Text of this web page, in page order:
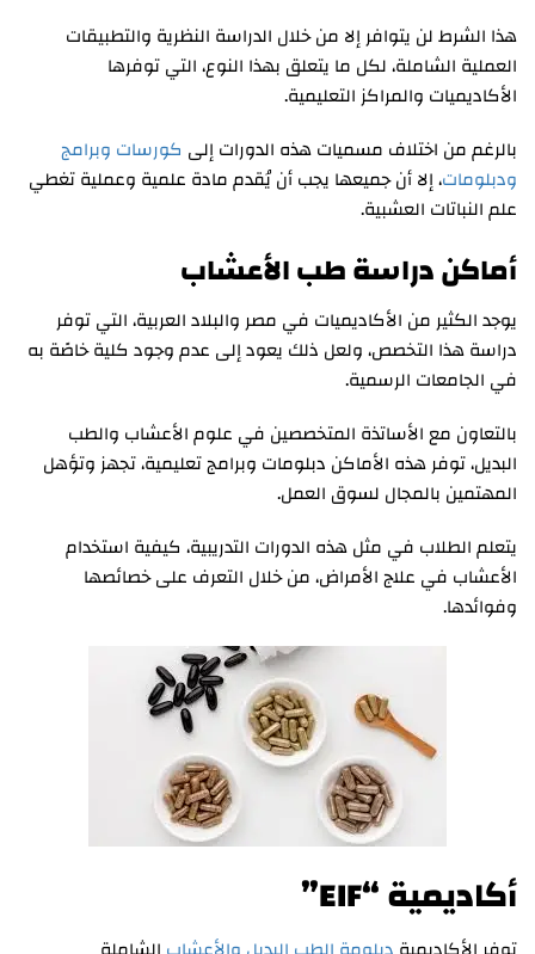
هذا الشرط لن يتوافر إلا من خلال الدراسة النظرية والتطبيقات
العملية الشاملة، لكل ما يتعلق بهذا النوع، التي توفرها
الأكاديميات والمراكز التعليمية.
بالرغم من اختلاف مسميات هذه الدورات إلى كورسات وبرامج
ودبلومات، إلا أن جميعها يجب أن يُقدم مادة علمية وعملية تغطي
علم النباتات العشبية.
أماكن دراسة طب الأعشاب
يوجد الكثير من الأكاديميات في مصر والبلاد العربية، التي توفر
دراسة هذا التخصص، ولعل ذلك يعود إلى عدم وجود كلية خاصًة به
في الجامعات الرسمية.
بالتعاون مع الأساتذة المتخصصين في علوم الأعشاب والطب
البديل، توفر هذه الأماكن دبلومات وبرامج تعليمية، تجهز وتؤهل
المهتمين بالمجال لسوق العمل.
يتعلم الطلاب في مثل هذه الدورات التدريبية، كيفية استخدام
الأعشاب في علاج الأمراض، من خلال التعرف على خصائصها
وفوائدها.
أكاديمية “EIF”